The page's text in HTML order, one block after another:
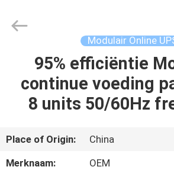
THUIS
PRODUCTEN
OVER
ONS
POWER
GROUP.
Modulair Online
95% efficiëntie
continue voeding
8 units 50/60Hz
Place of Origin:
China
Merknaam:
OEM